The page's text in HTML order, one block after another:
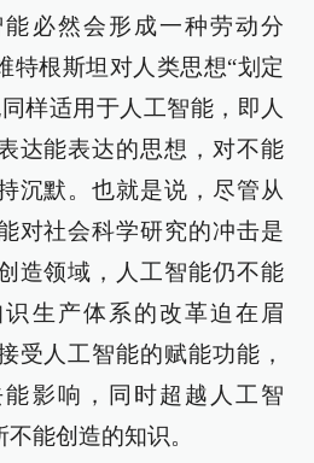
必然会形成一种劳动分
特根斯坦对人类思想“划定
样适用于人工智能，即人
达能表达的思想，对不能
沉默。也就是说，尽管从
对社会科学研究的冲击是
造领域，人工智能仍不能
生产体系的改革迫在眉
受人工智能的赋能功能，
影响，同时超越人工智
能创造的知识。